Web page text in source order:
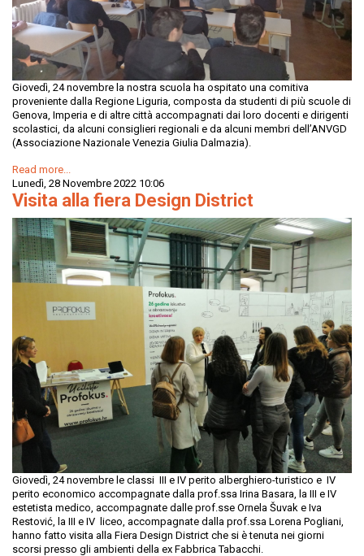
Giovedì, 24 novembre la nostra scuola ha ospitato una comitiva
proveniente dalla Regione Liguria, composta da studenti di più scuole di
Genova, Imperia e di altre città accompagnati dai loro docenti e dirigenti
scolastici, da alcuni consiglieri regionali e da alcuni membri dell’ANVGD
(Associazione Nazionale Venezia Giulia Dalmazia).
Read more...
Lunedì, 28 Novembre 2022 10:06
Visita alla fiera Design District
Giovedì, 24 novembre le classi III e IV perito alberghiero-turistico e IV
perito economico accompagnate dalla prof.ssa Irina Basara, la III e IV
estetista medico, accompagnate dalle prof.sse Ornela Šuvak e Iva
Restović, la III e IV liceo, accompagnate dalla prof.ssa Lorena Pogliani,
hanno fatto visita alla Fiera Design District che si è tenuta nei giorni
scorsi presso gli ambienti della ex Fabbrica Tabacchi.